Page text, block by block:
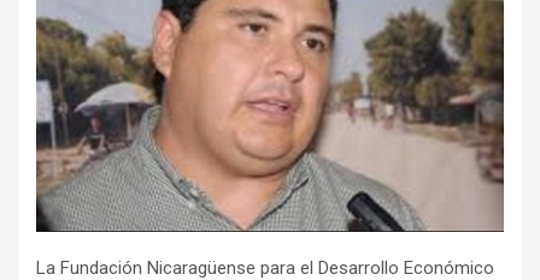
La Fundación Nicaragüense para el Desarrollo Económico